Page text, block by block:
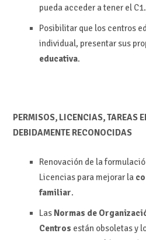
pueda acceder a tener el C1.
Posibilitar que los centros
individual, presentar sus
educativa.
PERMISOS, LICENCIAS, TAREAS
DEBIDAMENTE RECONOCIDAS
Renovación de la
Licencias para mejorar la
familiar.
Las Normas de
Centros están obsoletas y